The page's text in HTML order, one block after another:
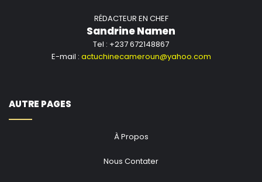
RÉDACTEUR EN CHEF
Sandrine Namen
Tel : +237 672148867
E-mail : actuchinecameroun@yahoo.com
AUTRE PAGES
À Propos
Nous Contater